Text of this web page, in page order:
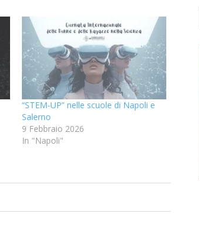
“STEM-UP” nelle scuole di Napoli e
Salerno
9 Febbraio 2026
In "Napoli"
“La Grazia” di Sorrentino
presentato da Milvia Marigliano
“Il respiro del mare”, personale
di Terry Mangiatordi
Nuova tanker in acciaio inox
Una barca entra nel Fiordo di
Crapolla violando...
“Un’Ape tra le pagine”, prestito
digitale gratuito e...
“La Grazia” di Sorrentino
presentato da Milvia Marigliano